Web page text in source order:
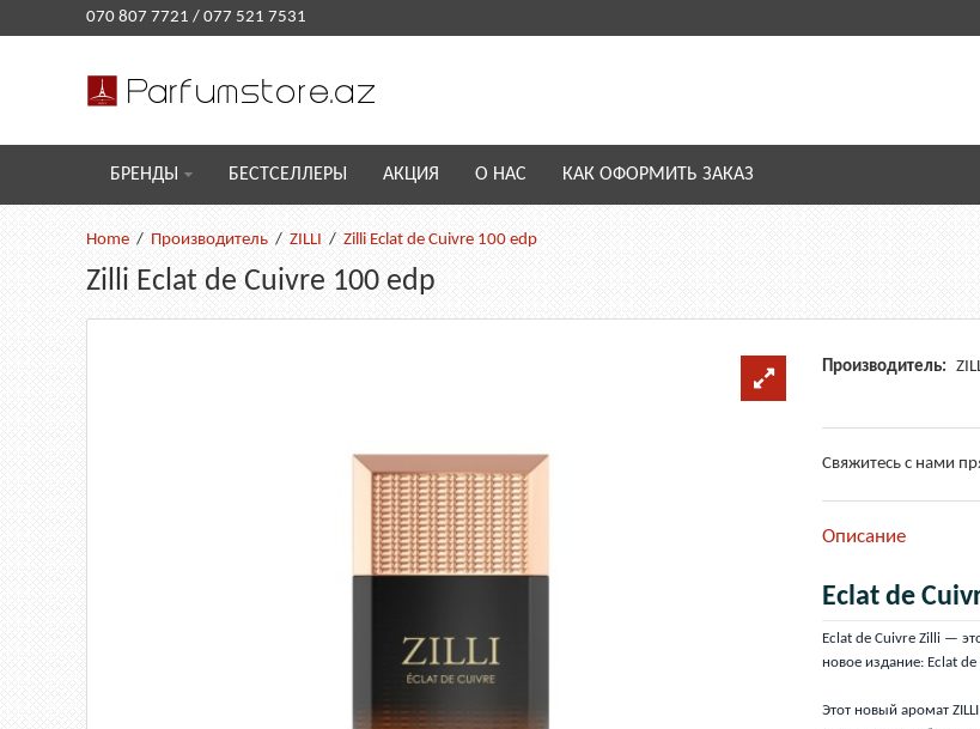
070 807 7721 / 077 521 7531
БРЕНДЫ БЕСТСЕЛЛЕРЫ АКЦИЯ О НАС КАК ОФОРМИТЬ ЗАКАЗ
Производитель ZILLI Zilli Eclat de Cuivre 100 edp
Zilli Eclat de Cuivre 100 edp
Производитель:
Свяжитесь с нами
Описание
Eclat de
Eclat de Cuivre Zilli —
новое издание: Eclat
Этот новый аромат